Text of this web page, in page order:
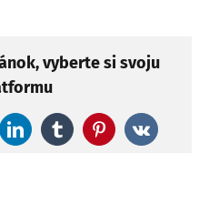
vyberte si svoju
LinkedInTumblrPinterest
Vk